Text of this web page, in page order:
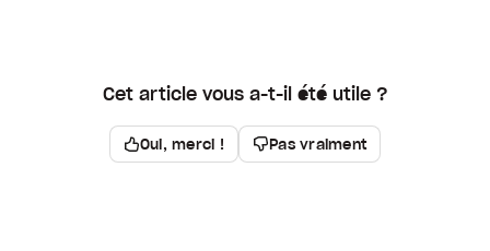
Cet article vous a-t-il été utile ?
Oui, merci ! Pas vraiment